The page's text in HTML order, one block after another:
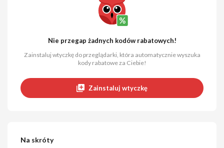
Nie przegap żadnych kodów rabatowych!
Zainstaluj wtyczkę do przeglądarki, która automatycznie wyszuka
kody rabatowe za Ciebie!
Zainstaluj wtyczkę
Na skróty